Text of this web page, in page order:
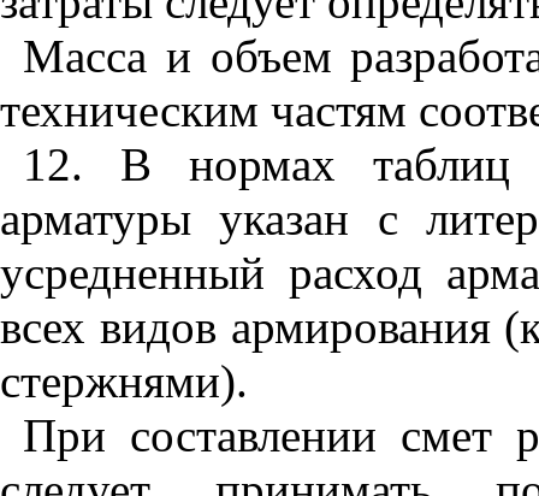
Масса и объем
техническим частям
12. В нормах таблиц
арматуры указан с
усредненный расход
всех видов армирования
стержнями).
При составлении смет